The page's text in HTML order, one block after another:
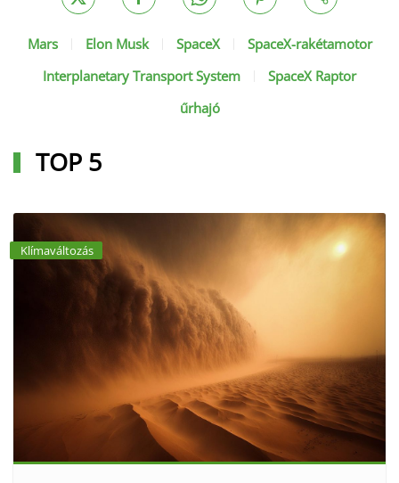
Mars Elon Musk SpaceX
SpaceX-rakétamotor
Interplanetary Transport System
SpaceX Raptor
űrhajó
TOP 5
Klímaváltozás